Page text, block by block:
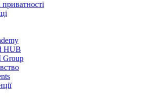
HUB
Group